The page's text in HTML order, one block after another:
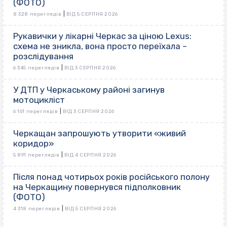
(ФОТО)
8 328 переглядів ВІД 5 СЕРПНЯ 2026
Рукавички у лікарні Черкас за ціною Lexus:
схема не зникла, вона просто переїхала –
розслідування
6 345 переглядів ВІД 3 СЕРПНЯ 2026
У ДТП у Черкаському районі загинув
мотоцикліст
6 161 переглядів ВІД 3 СЕРПНЯ 2026
Черкащан запрошують утворити «живий
коридор»
5 891 переглядів ВІД 4 СЕРПНЯ 2026
Після понад чотирьох років російського полону
на Черкащину повернувся підполковник
(ФОТО)
4 318 переглядів ВІД 5 СЕРПНЯ 2026